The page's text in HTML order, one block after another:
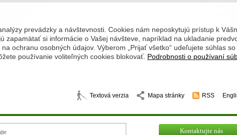
prevádzky a návštevnosti. Cookies nám neposkytujú prístup k
si informácie o Vašej návšteve, napríklad na ukladanie
ochranu osobných údajov. Výberom „Prijať všetko“ udeľujete súhlas so
používanie voliteľných cookies blokovať. Podrobnosti o používaní
Textová verzia Mapa stránky RSS
Kontaktujte nás